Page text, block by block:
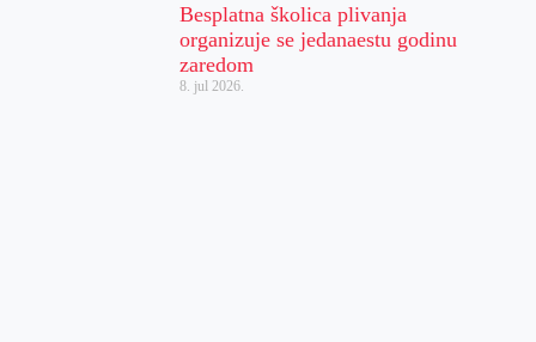
Besplatna školica plivanja
organizuje se jedanaestu godinu
zaredom
8. jul 2026.